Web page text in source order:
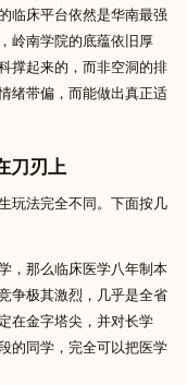
临床平台依然是华南最强
岭南学院的底蕴依旧厚
撑起来的，而非空洞的排
绪带偏，而能做出真正适
刀刃上
玩法完全不同。下面按几
，那么临床医学八年制本
争极其激烈，几乎是全省
在金字塔尖，并对长学
的同学，完全可以把医学